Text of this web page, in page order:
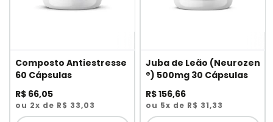
Composto Antiestresse
60 Cápsulas
R$ 66,05
ou 2x de R$ 33,03
Juba de Leão (Neurozen
®) 500mg 30 Cápsulas
R$ 156,66
ou 5x de R$ 31,33